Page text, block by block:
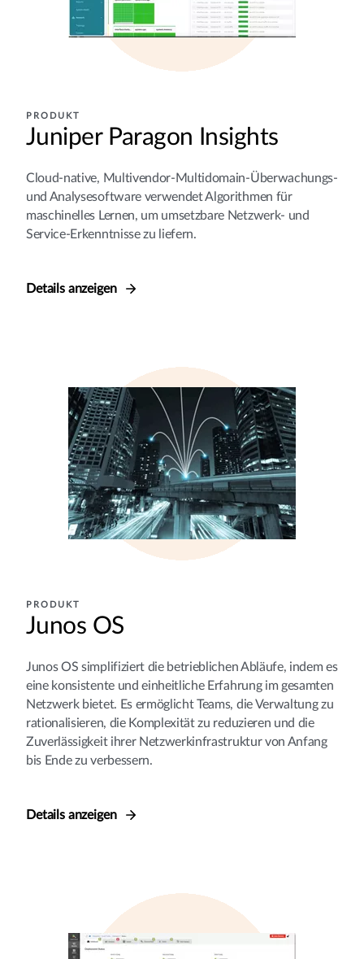
PRODUKT
Juniper Paragon Insights
Cloud-native, Multivendor-Multidomain-Überwachungs-
und Analysesoftware verwendet Algorithmen für
maschinelles Lernen, um umsetzbare Netzwerk- und
Service-Erkenntnisse zu liefern.
Details anzeigen
PRODUKT
Junos OS
Junos OS simplifiziert die betrieblichen Abläufe, indem es
eine konsistente und einheitliche Erfahrung im gesamten
Netzwerk bietet. Es ermöglicht Teams, die Verwaltung zu
rationalisieren, die Komplexität zu reduzieren und die
Zuverlässigkeit ihrer Netzwerkinfrastruktur von Anfang
bis Ende zu verbessern.
Details anzeigen